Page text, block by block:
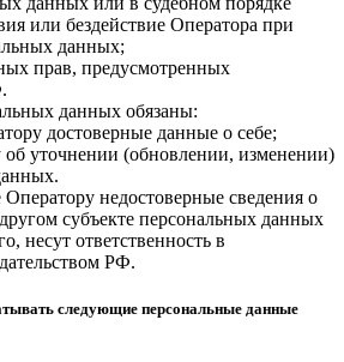
или бездействие Оператора при
данных;
прав, предусмотренных
данных обязаны:
достоверные данные о себе;
об уточнении (обновлении, изменении)
недостоверные сведения о
субъекте персональных данных
несут ответственность в
РФ.
следующие персональные данные